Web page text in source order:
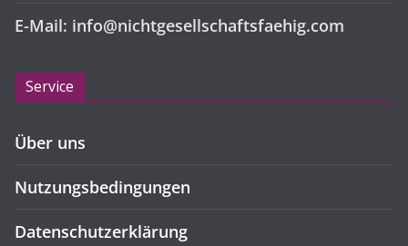
E-Mail: info@nichtgesellschaftsfaehig.com
Service
Über uns
Nutzungsbedingungen
Datenschutzerklärung